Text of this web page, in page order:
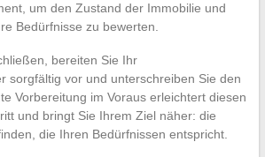
um den Zustand der Immobilie und
Bedürfnisse zu bewerten.
bereiten Sie Ihr
sorgfältig vor und unterschreiben Sie den
Vorbereitung im Voraus erleichtert diesen
und bringt Sie Ihrem Ziel näher: die
die Ihren Bedürfnissen entspricht.